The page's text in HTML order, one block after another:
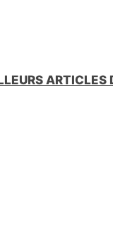
ARTICLES